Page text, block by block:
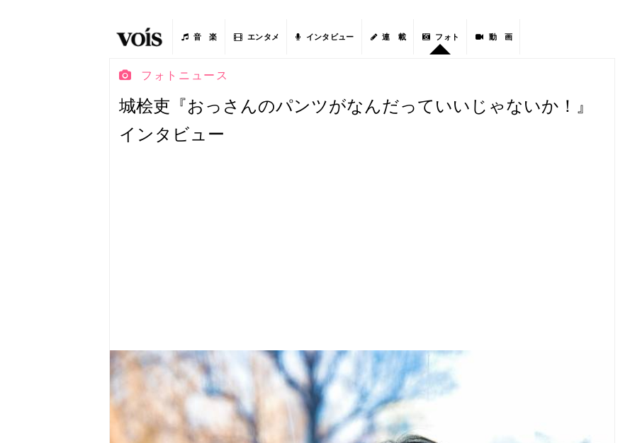
音 楽 エンタメ インタビュー 連 載 フォト 動 画
フォトニュース
城桧吏『おっさんのパンツがなんだっていいじゃないか！』
インタビュー